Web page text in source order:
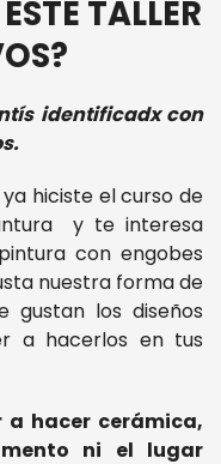
TALLER
identificadx con
ya hiciste el curso de
y te interesa
con engobes
nuestra forma de
gustan los diseños
a hacerlos en tus
a hacer cerámica,
ni el lugar